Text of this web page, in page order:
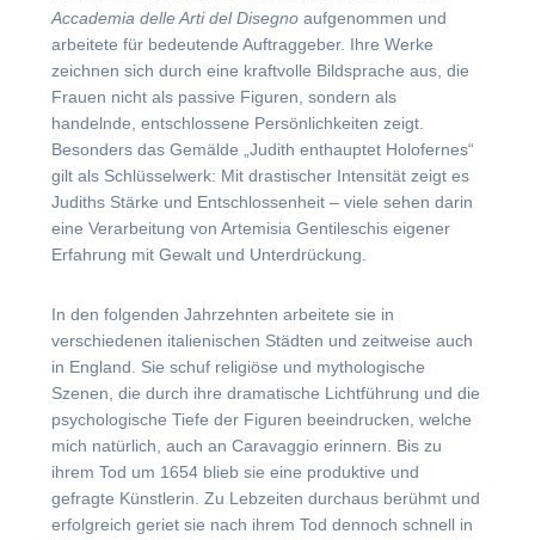
Accademia delle Arti del Disegno aufgenommen und
arbeitete für bedeutende Auftraggeber. Ihre Werke
zeichnen sich durch eine kraftvolle Bildsprache aus, die
Frauen nicht als passive Figuren, sondern als
handelnde, entschlossene Persönlichkeiten zeigt.
Besonders das Gemälde „Judith enthauptet Holofernes“
gilt als Schlüsselwerk: Mit drastischer Intensität zeigt es
Judiths Stärke und Entschlossenheit – viele sehen darin
eine Verarbeitung von Artemisia Gentileschis eigener
Erfahrung mit Gewalt und Unterdrückung.
In den folgenden Jahrzehnten arbeitete sie in
verschiedenen italienischen Städten und zeitweise auch
in England. Sie schuf religiöse und mythologische
Szenen, die durch ihre dramatische Lichtführung und die
psychologische Tiefe der Figuren beeindrucken, welche
mich natürlich, auch an Caravaggio erinnern. Bis zu
ihrem Tod um 1654 blieb sie eine produktive und
gefragte Künstlerin. Zu Lebzeiten durchaus berühmt und
erfolgreich geriet sie nach ihrem Tod dennoch schnell in